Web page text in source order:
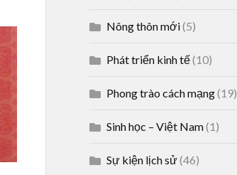
Nông thôn mới(5)
Phát triển kinh tế(10)
Phong trào cách mạng(19)
Sinh học – Việt Nam(1)
Sự kiện lịch sử(46)